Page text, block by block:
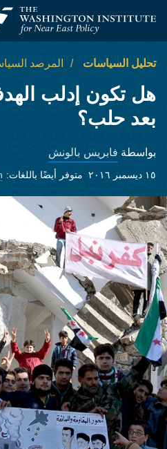
معهد واشنطن لسياسات الشرق
تحليل السياسات المرصد السياسي
هل تكون إدلب
بعد حلب؟
بواسطة فابريس بالونش
١٥ ديسمبر ٢٠١٦ متوفر أيضًا باللغات: